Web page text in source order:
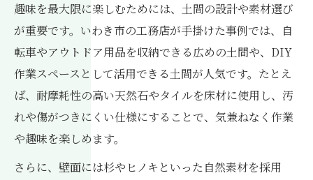
趣味を最大限に楽しむためには、土間の設計や素材選び
が重要です。いわき市の工務店が手掛けた事例では、自
転車やアウトドア用品を収納できる広めの土間や、DIY
作業スペースとして活用できる土間が人気です。たとえ
ば、耐摩耗性の高い天然石やタイルを床材に使用し、汚
れや傷がつきにくい仕様にすることで、気兼ねなく作業
や趣味を楽しめます。
さらに、壁面には杉やヒノキといった自然素材を採用